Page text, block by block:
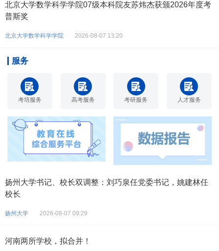
北京大学数学科学学院07级本科院友苏炜杰获颁2026年度考
普斯奖
北京大学数学科学学院 2026-08-07 13:20
服务
考培服务 高考服务 考研服务 人才服务
扬州大学书记、校长双调整：刘巧泉任党委书记，姚建林任
校长
扬州大学 2026-08-07 09:29
河南两所学校，拟合并！